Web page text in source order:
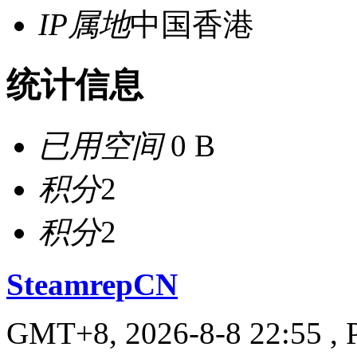
IP属地中国香港
统计信息
已用空间0 B
积分2
积分2
SteamrepCN
GMT+8, 2026-8-8 22:55 ,